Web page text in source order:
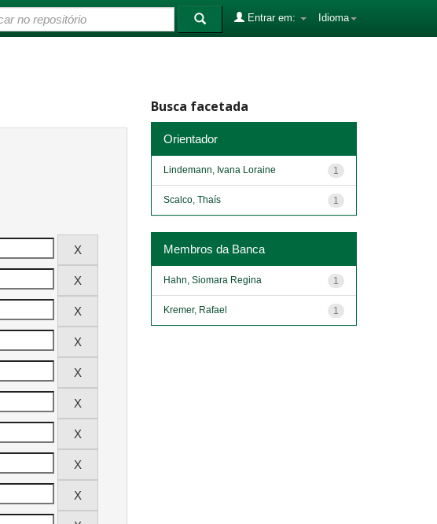
Idioma
Entrar em:
Busca facetada
Orientador
1
Lindemann, Ivana Loraine
1
Scalco, Thaís
Membros da Banca
1
Hahn, Siomara Regina
1
Kremer, Rafael